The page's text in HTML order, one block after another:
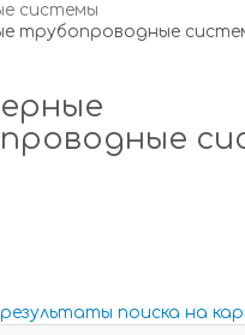
системы
трубопроводные
поиска на